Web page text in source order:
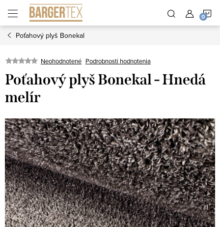
obsah
Poťahový plyš Bonekal
Neohodnotené Podrobnosti hodnotenia
Poťahový plyš Bonekal - Hnedá
melír